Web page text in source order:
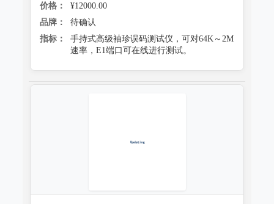
价格：
¥12000.00
品牌：
待确认
指标：
手持式高级袖珍误码测试仪，可对64K～2M
速率，E1端口可在线进行测试。